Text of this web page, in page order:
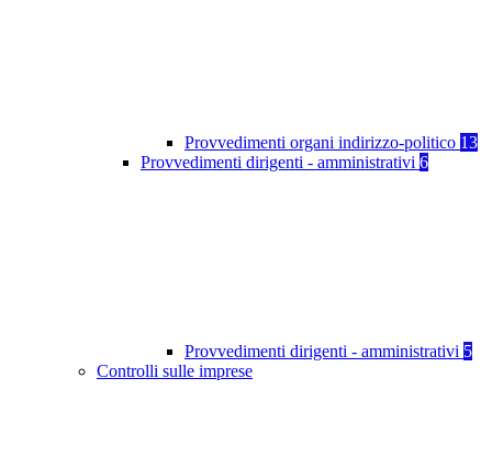
Provvedimenti organi indirizzo-politico 13
Provvedimenti dirigenti - amministrativi 6
Provvedimenti dirigenti - amministrativi 5
Controlli sulle imprese